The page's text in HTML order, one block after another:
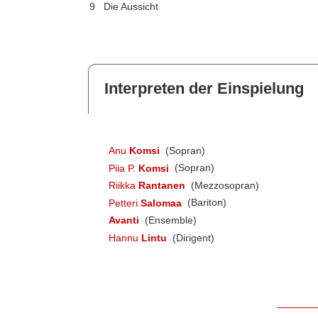
9 Die Aussicht
Interpreten der Einspielung
Anu Komsi
(Sopran)
Piia P. Komsi
(Sopran)
Riikka Rantanen
(Mezzosopran)
Petteri Salomaa (Bariton)
Avanti
(Ensemble)
Hannu Lintu (Dirigent)